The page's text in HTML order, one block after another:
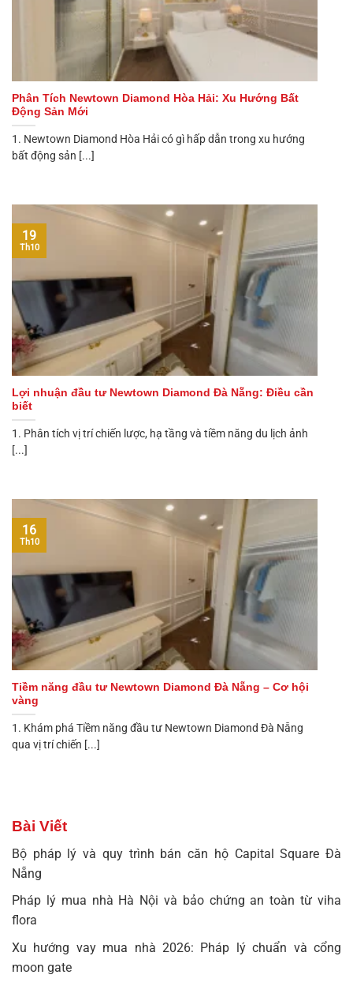
Phân Tích Newtown Diamond Hòa Hải: Xu Hướng Bất
Động Sản Mới
1. Newtown Diamond Hòa Hải có gì hấp dẫn trong xu hướng
bất động sản [...]
Lợi nhuận đầu tư Newtown Diamond Đà Nẵng: Điều cần
biết
1. Phân tích vị trí chiến lược, hạ tầng và tiềm năng du lịch ảnh
[...]
19
Th10
Tiềm năng đầu tư Newtown Diamond Đà Nẵng – Cơ hội
vàng
1. Khám phá Tiềm năng đầu tư Newtown Diamond Đà Nẵng
qua vị trí chiến [...]
16
Th10
Bài Viết
Bộ pháp lý và quy trình bán căn hộ Capital Square Đà
Nẵng
Pháp lý mua nhà Hà Nội và bảo chứng an toàn từ viha
flora
Xu hướng vay mua nhà 2026: Pháp lý chuẩn và cổng
moon gate